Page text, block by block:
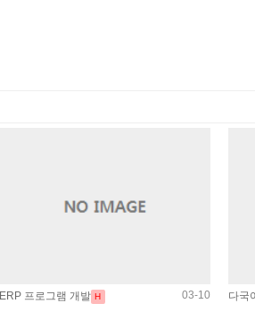
ERP 프로그램 개발 H 03-10 다국